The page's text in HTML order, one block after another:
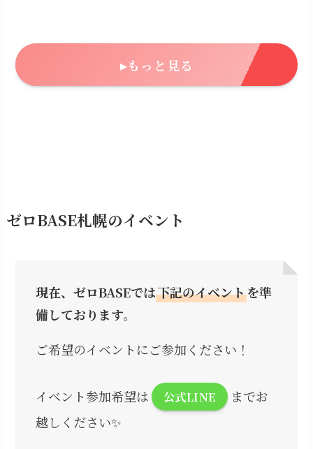
催！
5
者
▸もっと見る
ゼロBASE札幌のイベント
現在、ゼロBASEでは下記のイベントを準
備しております。
ご希望のイベントにご参加ください！
イベント参加希望は 公式LINE
までお
越しください✨